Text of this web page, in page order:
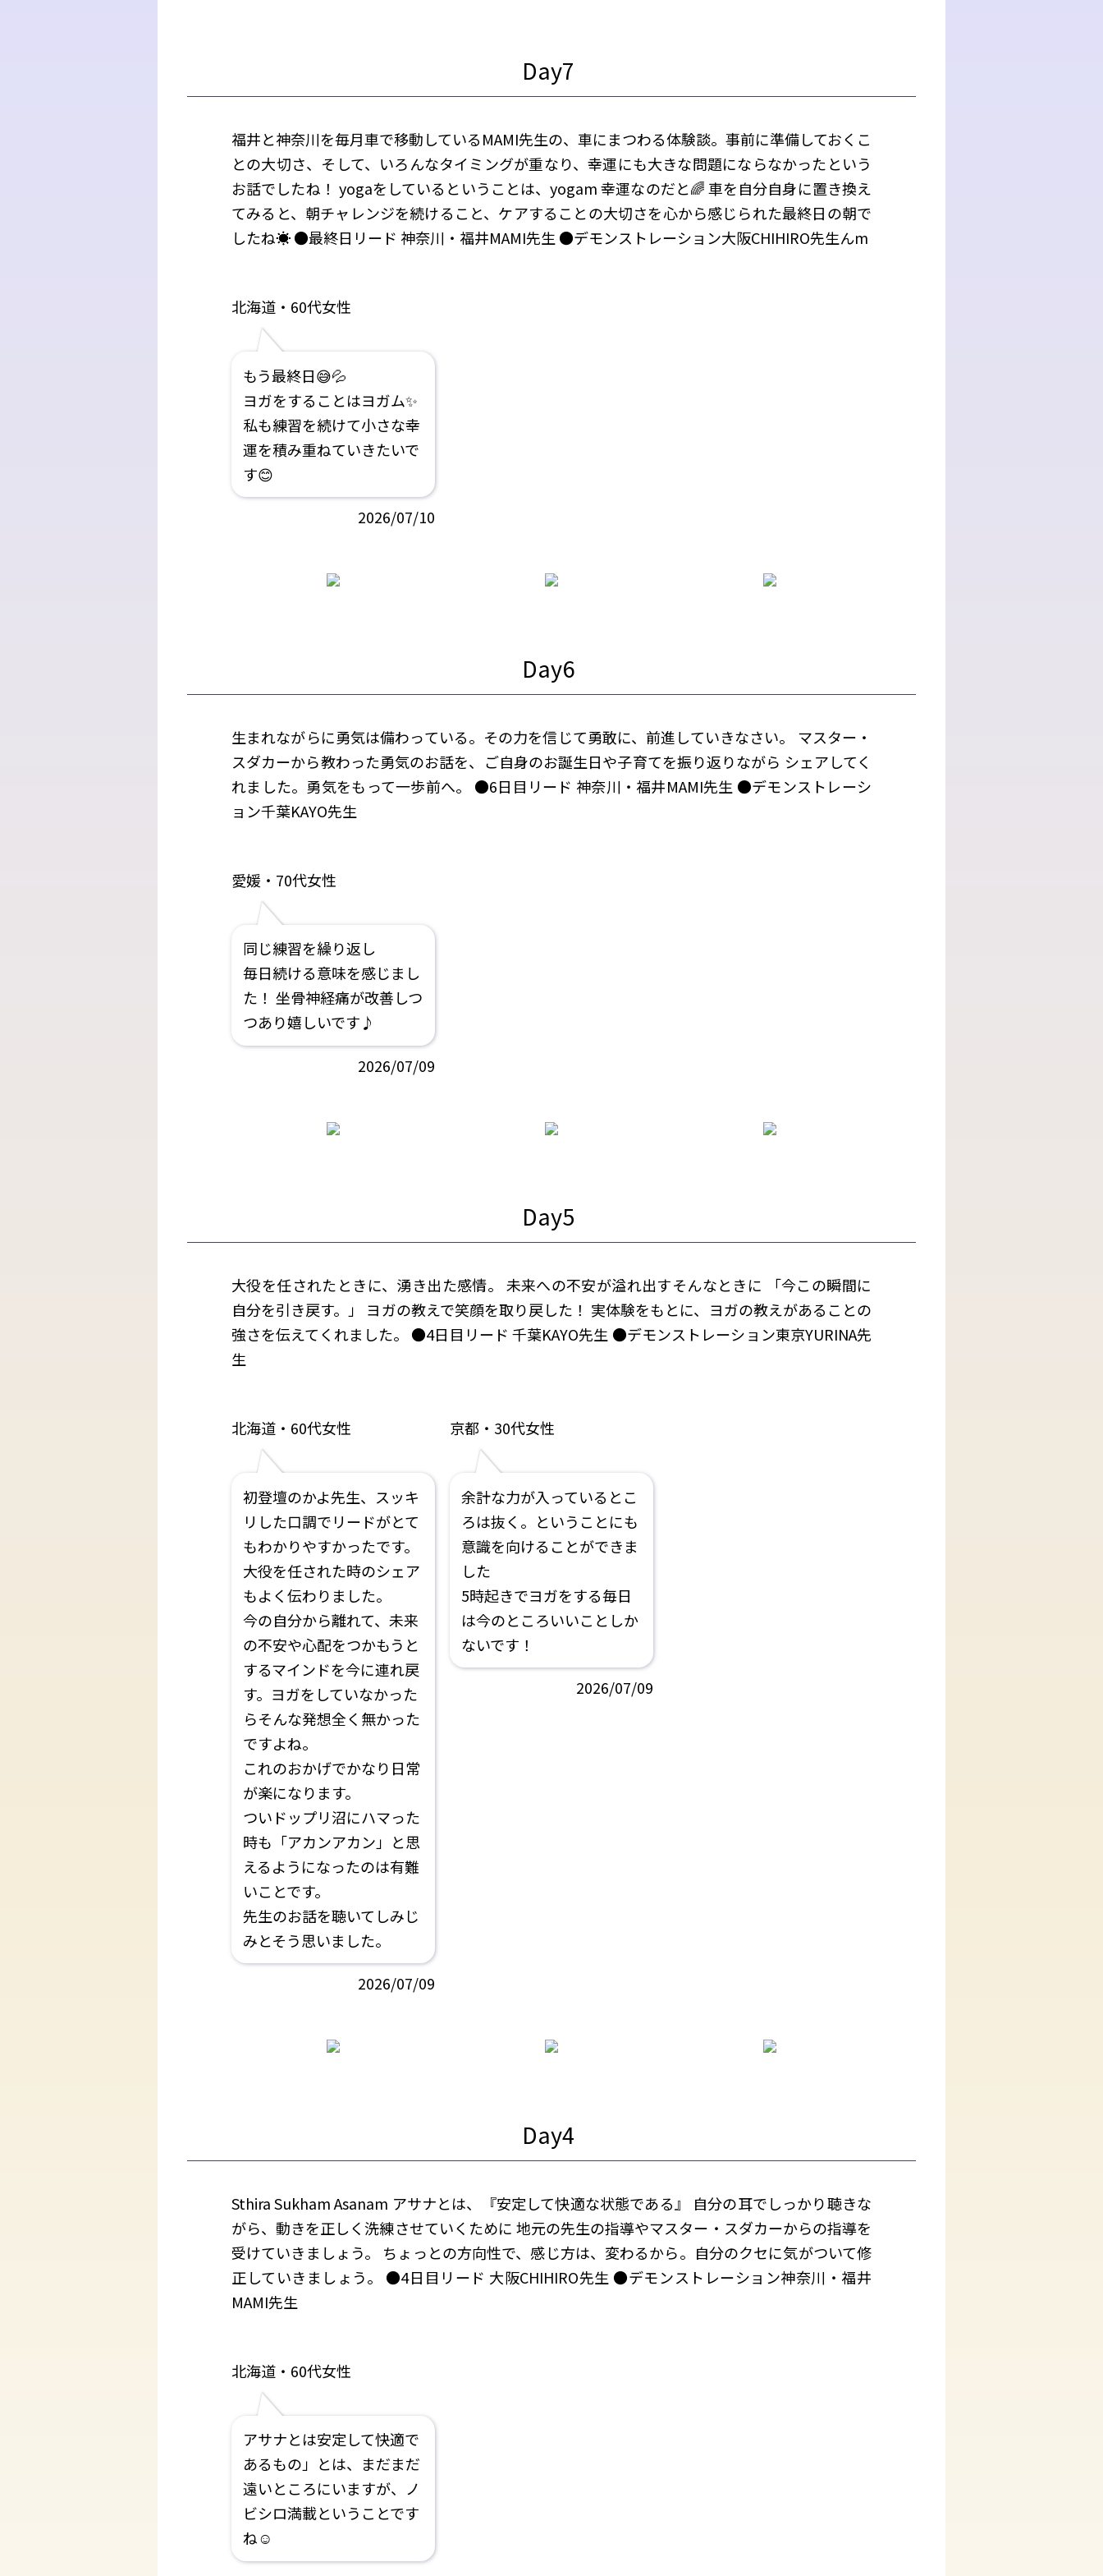
Sthira Sukham Asanam アサナとは、『安定して快適な状態である』 自分の耳でしっかり聴きな
がら、動きを正しく洗練させていくために 地元の先生の指導やマスター・スダカーからの指導を
受けていきましょう。 ちょっとの方向性で、感じ方は、変わるから。自分のクセに気がついて修
正していきましょう。 ●4日目リード 大阪CHIHIRO先生 ●デモンストレーション神奈川・福井
MAMI先生
北海道・60代女性
アサナとは安定して快適で
あるもの」とは、まだまだ
遠いところにいますが、ノ
ビシロ満載ということです
ね☺️
大役を任されたときに、湧き出た感情。 未来への不安が溢れ出すそんなときに 「今この瞬間に
自分を引き戻す。」 ヨガの教えで笑顔を取り戻した！ 実体験をもとに、ヨガの教えがあることの
強さを伝えてくれました。 ●4日目リード 千葉KAYO先生 ●デモンストレーション東京YURINA先
生
北海道・60代女性
初登壇のかよ先生、スッキ
リした口調でリードがとて
もわかりやすかったです。
大役を任された時のシェア
もよく伝わりました。
今の自分から離れて、未来
の不安や心配をつかもうと
するマインドを今に連れ戻
す。ヨガをしていなかった
らそんな発想全く無かった
ですよね。
これのおかげでかなり日常
が楽になります。
ついドップリ沼にハマった
時も「アカンアカン」と思
えるようになったのは有難
いことです。
先生のお話を聴いてしみじ
みとそう思いました。
2026/07/09
京都・30代女性
余計な力が入っているとこ
ろは抜く。ということにも
意識を向けることができま
した
5時起きでヨガをする毎日
は今のところいいことしか
ないです！
2026/07/09
生まれながらに勇気は備わっている。その力を信じて勇敢に、前進していきなさい。 マスター・
スダカーから教わった勇気のお話を、ご自身のお誕生日や子育てを振り返りながら シェアしてく
れました。勇気をもって一歩前へ。 ●6日目リード 神奈川・福井MAMI先生 ●デモンストレーシ
ョン千葉KAYO先生
愛媛・70代女性
同じ練習を繰り返し
毎日続ける意味を感じまし
た！ 坐骨神経痛が改善しつ
つあり嬉しいです♪
2026/07/09
福井と神奈川を毎月車で移動しているMAMI先生の、車にまつわる体験談。事前に準備しておくこ
との大切さ、そして、いろんなタイミングが重なり、幸運にも大きな問題にならなかったという
お話でしたね！ yogaをしているということは、yogam 幸運なのだと🌈 車を自分自身に置き換え
てみると、朝チャレンジを続けること、ケアすることの大切さを心から感じられた最終日の朝で
したね☀️ ●最終日リード 神奈川・福井MAMI先生 ●デモンストレーション大阪CHIHIRO先生んm
北海道・60代女性
もう最終日😅💦
ヨガをすることはヨガム✨
私も練習を続けて小さな幸
運を積み重ねていきたいで
す😊
2026/07/10